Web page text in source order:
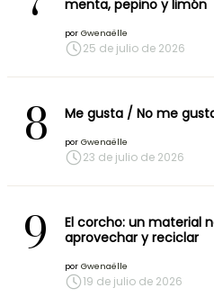
menta, pepino y limón
por Gwenaëlle
25 de julio de 2026
8 Me gusta / No me
por Gwenaëlle
23 de julio de 2026
9
El corcho: un material
aprovechar y reciclar
por Gwenaëlle
19 de julio de 2026